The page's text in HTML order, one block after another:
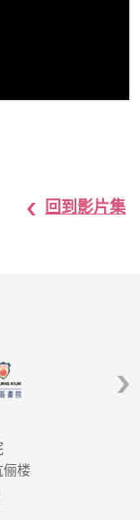
回到影片集
俪楼